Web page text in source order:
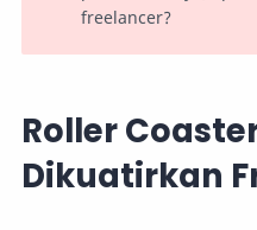
freelancer?
Roller
Dikuatirkan